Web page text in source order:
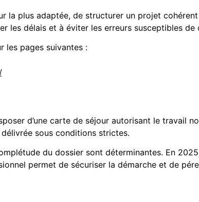
la plus adaptée, de structurer un projet
les délais et à éviter les erreurs susceptibles de
les pages suivantes :
d’une carte de séjour autorisant le travail
sous conditions strictes.
du dossier sont déterminantes. En
permet de sécuriser la démarche et de